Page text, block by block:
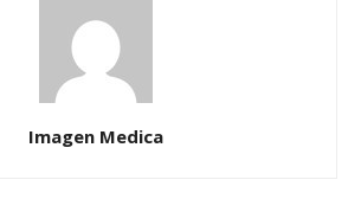
Imagen Medica